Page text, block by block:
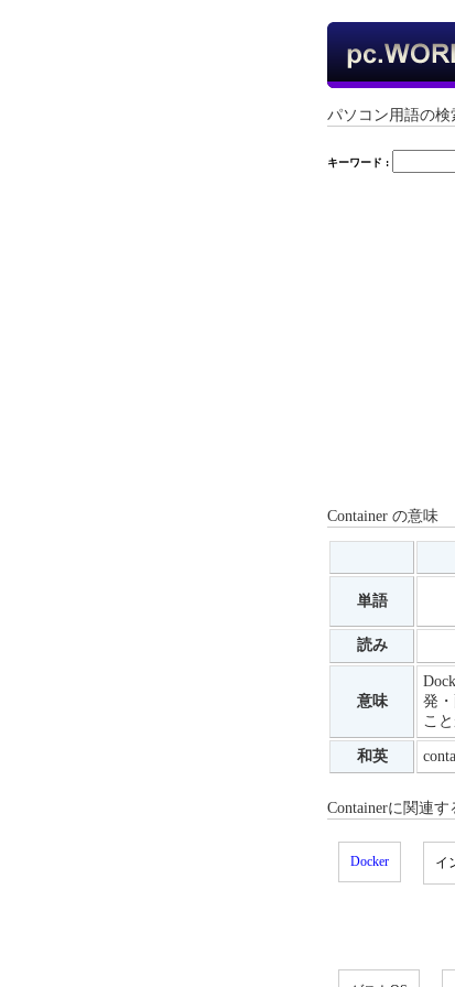
パソコン用語の検
キーワード :
Container の意味
単語
読み
意味
発
こ
和英
Containerに関連す
Docker イ